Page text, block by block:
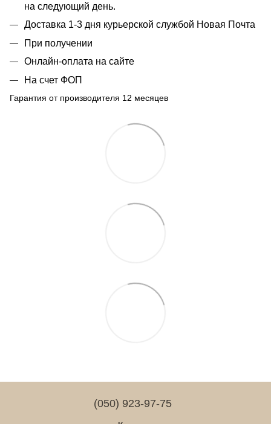
на следующий день.
Доставка 1-3 дня курьерской службой Новая Почта
При получении
Онлайн-оплата на сайте
На счет ФОП
Гарантия от производителя 12 месяцев
(050) 923-97-75